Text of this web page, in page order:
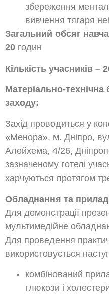
збереження
вивчення тягаря
Загальний обсяг
20 годин
Кількість учасників –
Матеріально-
заходу:
Захід проводиться у
«Менора», м. Дніпро,
Алейхема, 4/26,
зазначеному готелі
харчуються протягом
Обладнання та
Для демонстрації
мультимедійне
Для проведення
використовується
комбінований
глюкози і